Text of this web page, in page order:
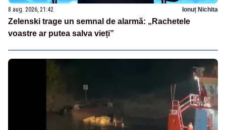
8 aug. 2026, 21:42 Ionuț Nichita
Zelenski trage un semnal de alarmă: „Rachetele
voastre ar putea salva vieți”